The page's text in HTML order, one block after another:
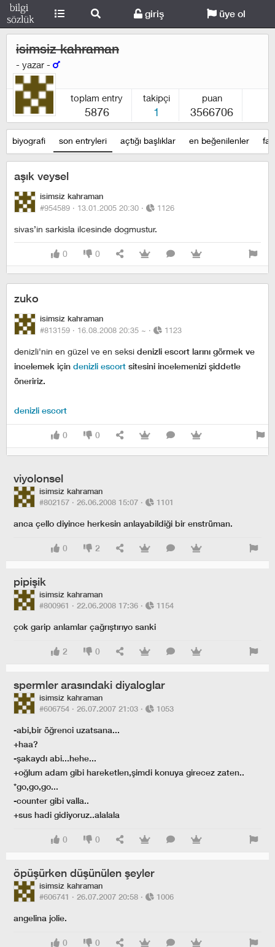
giriş üye ol
isimsiz kahraman
- yazar -
toplam entry
5876
takipçi
1
puan
3566706
biyografi son entryleri açtığı başlıklar en beğenilenler
aşık veysel
isimsiz kahraman
#954589 · 13.01.2005 20:30 · 1126
sivas’in sarkisla ilcesinde dogmustur.
0 0
zuko
isimsiz kahraman
#813159 · 16.08.2008 20:35 ~ · 1123
denizli'nin en güzel ve en seksi denizli escort larını görmek ve
incelemek için denizli escort sitesini incelemenizi şiddetle
öneririz.
denizli escort
0 0
viyolonsel
isimsiz kahraman
#802157 · 26.06.2008 15:07 · 1101
anca çello diyince herkesin anlayabildiği bir enstrüman.
0 2
pipişik
isimsiz kahraman
#800961 · 22.06.2008 17:36 · 1154
çok garip anlamlar çağrıştırıyo sanki
2 0
spermler arasındaki diyaloglar
isimsiz kahraman
#606754 · 26.07.2007 21:03 · 1053
-abi,bir öğrenci uzatsana...
+haa?
-şakaydı abi...hehe...
+oğlum adam gibi hareketlen,şimdi konuya girecez zaten..
*go,go,go...
-counter gibi valla..
+sus hadi gidiyoruz..alalala
0 0
öpüşürken düşünülen şeyler
isimsiz kahraman
#606741 · 26.07.2007 20:58 · 1006
angelina jolie.
0 0